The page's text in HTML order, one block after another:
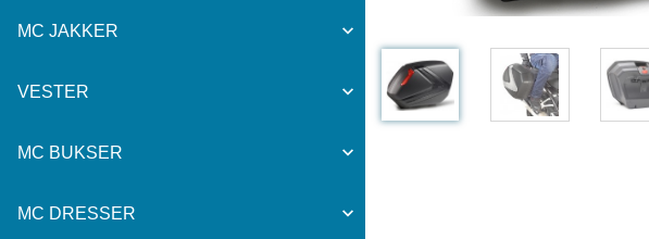
MC JAKKER
VESTER
MC BUKSER
MC DRESSER